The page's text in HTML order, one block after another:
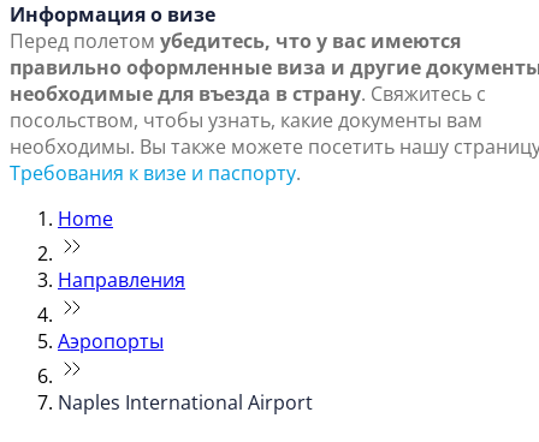
Информация о визе
Перед полетом убедитесь, что у вас имеются
правильно оформленные виза и другие
необходимые для въезда в страну. Свяжитесь с
посольством, чтобы узнать, какие документы вам
необходимы. Вы также можете посетить нашу
Требования к визе и паспорту.
Home
Направления
Аэропорты
Naples International Airport